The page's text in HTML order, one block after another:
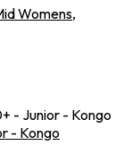
Womens,
- Kongo